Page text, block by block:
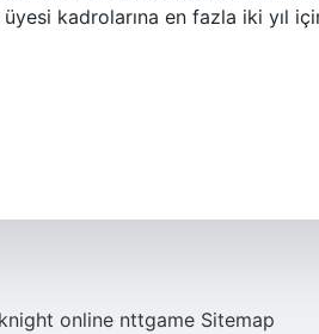
kadrolarına en fazla iki yıl
knight online nttgame Sitemap